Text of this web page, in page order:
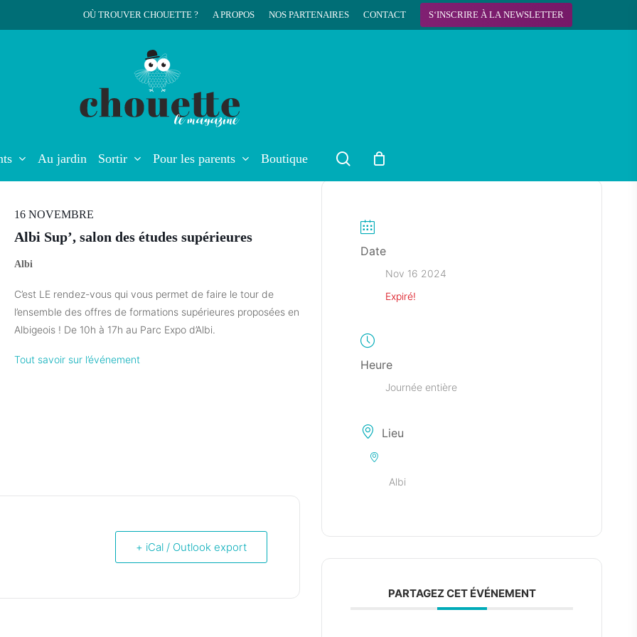
OÙ TROUVER CHOUETTE ? A PROPOS NOS PARTENAIRES CONTACT S‘INSCRIRE À LA NEWSLETTER
Au jardin Sortir Pour les parents Boutique search
16 NOVEMBRE
Albi Sup’, salon des études supérieures
Albi
C’est LE rendez-vous qui vous permet de faire le tour de
l’ensemble des offres de formations supérieures proposées en
Albigeois ! De 10h à 17h au Parc Expo d’Albi.
Tout savoir sur l’événement
+ iCal / Outlook export
Date
Nov 16 2024
Expiré!
Heure
Journée entière
Lieu
Albi
PARTAGEZ CET ÉVÉNEMENT